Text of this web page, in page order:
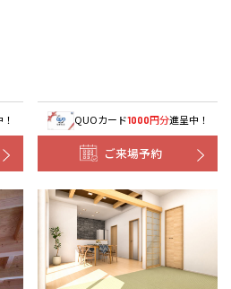
QUOカード1000円分進呈中！
ご来場予約